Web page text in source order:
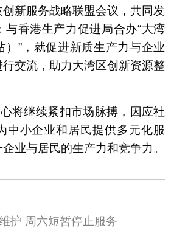
新服务战略联盟会议，共同发
与香港生产力促进局合办“大湾
）”，就促进新质生产力与企业
交流，助力大湾区创新资源整
将继续紧扣市场脉搏，因应社
中小企业和居民提供多元化服
业与居民的生产力和竞争力。
护 周六短暂停止服务